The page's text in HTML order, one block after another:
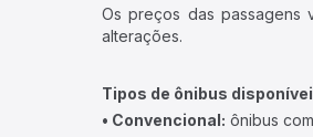
Os preços das passagens
alterações.
Tipos de ônibus
• Convencional: ônibus